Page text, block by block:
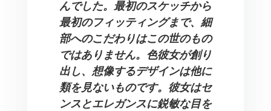
んでした。最初のスケッチから
最初のフィッティングまで、細
部へのこだわりはこの世のもの
ではありません。色彼女が創り
出し、想像するデザインは他に
類を見ないものです。彼女はセ
ンスとエレガンスに鋭敏な目を